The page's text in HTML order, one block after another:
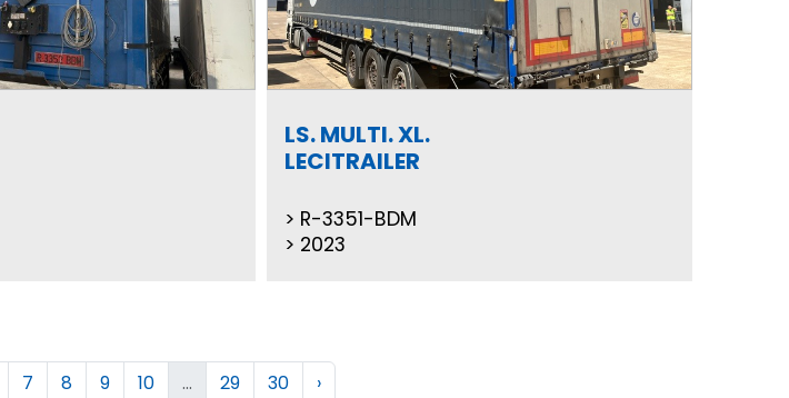
LS. MULTI. XL.
LECITRAILER
R-3351-BDM
2023
7 8 9 10 ... 29 30 ›